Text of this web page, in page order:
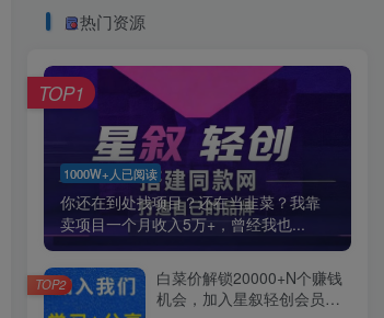
热门资源
1000W+人已阅读
你还在到处找项目？还在当韭菜？我靠
卖项目一个月收入5万+，曾经我也...
TOP1
白菜价解锁20000+N个赚钱
机会，加入星叙轻创会员，
TOP2